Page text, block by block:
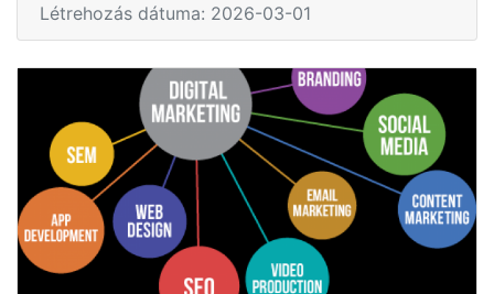
Létrehozás dátuma: 2026-03-01